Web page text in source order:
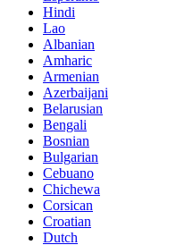
Hindi
Lao
Albanian
Amharic
Armenian
Azerbaijani
Belarusian
Bengali
Bosnian
Bulgarian
Cebuano
Chichewa
Corsican
Croatian
Dutch